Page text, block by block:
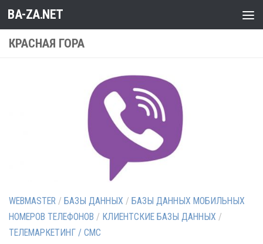
Перейти к содержимому
BA-ZA.NET
КРАСНАЯ ГОРА
WEBMASTER / БАЗЫ ДАННЫХ / БАЗЫ ДАННЫХ МОБИЛЬНЫХ
НОМЕРОВ ТЕЛЕФОНОВ / КЛИЕНТСКИЕ БАЗЫ ДАННЫХ /
ТЕЛЕМАРКЕТИНГ / СМС